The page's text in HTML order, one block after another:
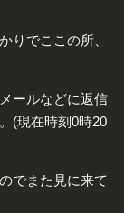
りでここの所、
ールなどに返信
(現在時刻0時20
でまた見に来て